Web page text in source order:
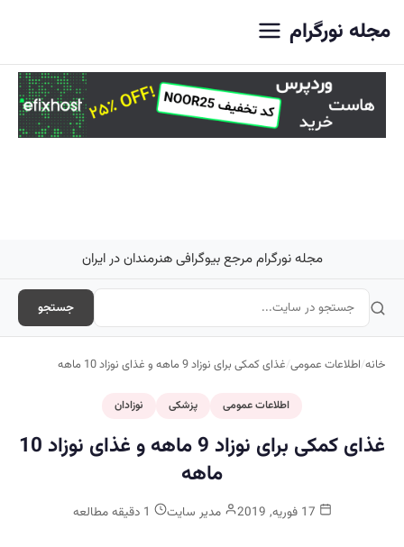
مجله نورگرام
مجله نورگرام مرجع بیوگرافی هنرمندان در ایران
جستجو
خانه/اطلاعات عمومی/غذای کمکی برای نوزاد 9 ماهه و غذای نوزاد 10 ماهه
اطلاعات عمومی پزشکی نوزادان
غذای کمکی برای نوزاد 9 ماهه و غذای نوزاد 10
ماهه
مدیر سایت